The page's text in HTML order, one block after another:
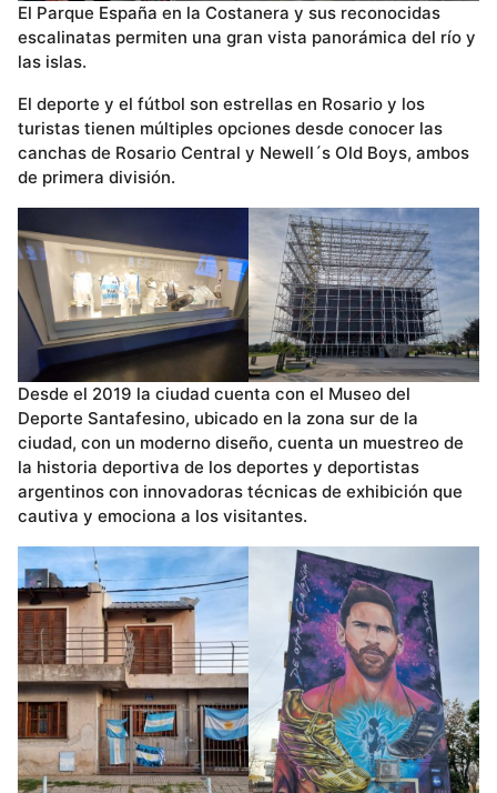
El Parque España en la Costanera y sus reconocidas
escalinatas permiten una gran vista panorámica del río y
las islas.
El deporte y el fútbol son estrellas en Rosario y los
turistas tienen múltiples opciones desde conocer las
canchas de Rosario Central y Newell´s Old Boys, ambos
de primera división.
Desde el 2019 la ciudad cuenta con el Museo del
Deporte Santafesino, ubicado en la zona sur de la
ciudad, con un moderno diseño, cuenta un muestreo de
la historia deportiva de los deportes y deportistas
argentinos con innovadoras técnicas de exhibición que
cautiva y emociona a los visitantes.